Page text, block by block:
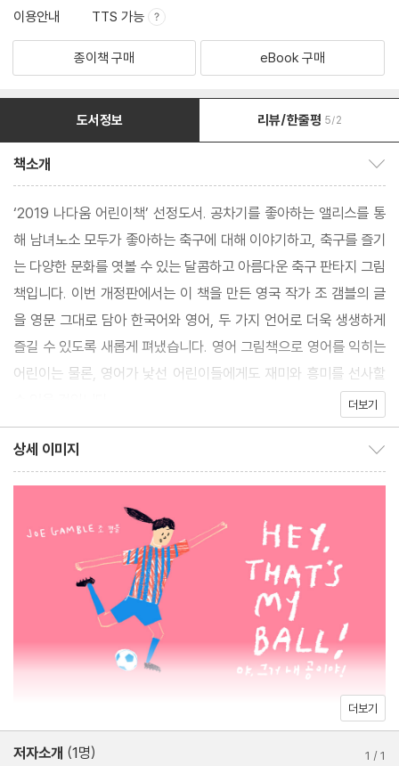
이용안내 TTS 가능
종이책 구매 eBook 구매
도서정보 리뷰/한줄평 5/2
책소개
‘2019 나다움 어린이책’ 선정도서. 공차기를 좋아하는 앨리스를 통
해 남녀노소 모두가 좋아하는 축구에 대해 이야기하고, 축구를 즐기
는 다양한 문화를 엿볼 수 있는 달콤하고 아름다운 축구 판타지 그림
책입니다. 이번 개정판에서는 이 책을 만든 영국 작가 조 갬블의 글
을 영문 그대로 담아 한국어와 영어, 두 가지 언어로 더욱 생생하게
즐길 수 있도록 새롭게 펴냈습니다. 영어 그림책으로 영어를 익히는
어린이는 물론, 영어가 낯선 어린이들에게도 재미와 흥미를 선사할
더보기
상세 이미지
더보기
저자소개 (1명) 1 /1